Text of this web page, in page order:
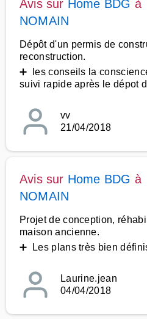
Avis sur Home BDG à
NOMAIN
Dépôt d'un permis de
reconstruction.
➕ les conseils la
suivi rapide après le dépot
vv
21/04/2018
Avis sur Home BDG à
NOMAIN
Projet de conception,
maison ancienne.
➕ Les plans très bien
Laurine.jean
04/04/2018